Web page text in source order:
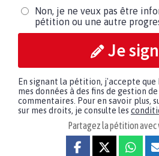
Non, je ne veux pas être
pétition ou une autre
Je
En signant la pétition, j'accepte
mes données à des fins de gestion
commentaires. Pour en savoir plus,
sur mes droits, je consulte les
Partagez la pétition avec